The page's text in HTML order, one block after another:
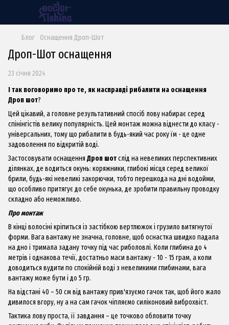
Блог Оснащення Дроп-Шот
Дроп-Шот оснащення
23 січня 2024
І так поговоримо про те, як насправді рибалити на оснащення
Дроп шот?
Цей цікавий, а головне результативний спосіб лову набирає серед
спінінгістів велику популярність. Цей монтаж можна віднести до класу -
універсальних, тому що рибалити в будь-який час року їм - це одне
задоволення по відкритій воді.
Застосовувати оснащення Дроп шотслід на невеликих перспективних
ділянках, де водиться окунь: коряжники, глибокі місця серед великої
брили, будь-які невеликі закорючки, тобто перешкода на дні водойми,
що особливо притягує до себе окyнька, де зробити правильну проводку
складно або неможливо.
Про монтаж
В кінці волосіні кріпиться із застібкою вертлюжок і грузило витягнутої
форми. Вага вантажу не значна, головне, щоб оснастка швидко падала
на дно і тримала задану точку під час риболовлі. Коли глибина до 4
метрів і однакова течії, достатньо маси вантажу - 10 - 15 грам, а коли
доводиться вудити по спокійній воді з невеликими глибинами, вага
вантажу може бути і до 5 гр.
На відстані 40 – 50 см від вантажу прив'язуємо гачок так, щоб його жало
дивилося вгору, ну а на сам гачок чіпляємо силіконовий виброхвіст.
Тактика лову проста, її завдання – це точково обловити точку